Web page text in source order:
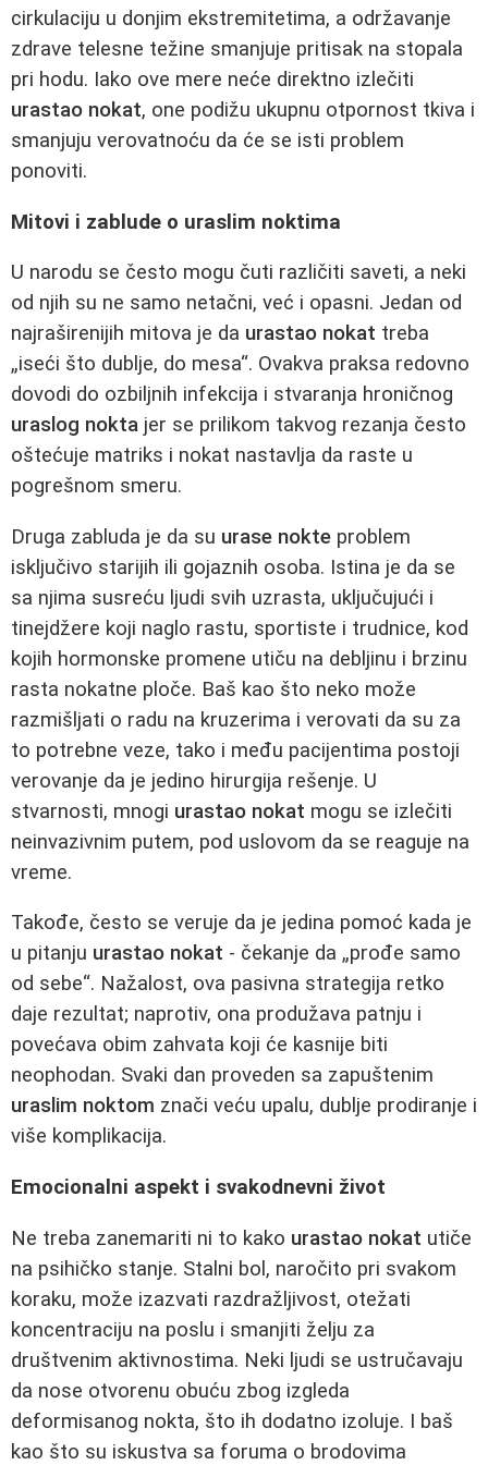
cirkulaciju u donjim ekstremitetima, a održavanje
zdrave telesne težine smanjuje pritisak na stopala
pri hodu. Iako ove mere neće direktno izlečiti
urastao nokat, one podižu ukupnu otpornost tkiva i
smanjuju verovatnoću da će se isti problem
ponoviti.
Mitovi i zablude o uraslim noktima
U narodu se često mogu čuti različiti saveti, a neki
od njih su ne samo netačni, već i opasni. Jedan od
najraširenijih mitova je da urastao nokat treba
„iseći što dublje, do mesa“. Ovakva praksa redovno
dovodi do ozbiljnih infekcija i stvaranja hroničnog
uraslog nokta jer se prilikom takvog rezanja često
oštećuje matriks i nokat nastavlja da raste u
pogrešnom smeru.
Druga zabluda je da su urase nokte problem
isključivo starijih ili gojaznih osoba. Istina je da se
sa njima susreću ljudi svih uzrasta, uključujući i
tinejdžere koji naglo rastu, sportiste i trudnice, kod
kojih hormonske promene utiču na debljinu i brzinu
rasta nokatne ploče. Baš kao što neko može
razmišljati o radu na kruzerima i verovati da su za
to potrebne veze, tako i među pacijentima postoji
verovanje da je jedino hirurgija rešenje. U
stvarnosti, mnogi urastao nokat mogu se izlečiti
neinvazivnim putem, pod uslovom da se reaguje na
vreme.
Takođe, često se veruje da je jedina pomoć kada je
u pitanju urastao nokat - čekanje da „prođe samo
od sebe“. Nažalost, ova pasivna strategija retko
daje rezultat; naprotiv, ona produžava patnju i
povećava obim zahvata koji će kasnije biti
neophodan. Svaki dan proveden sa zapuštenim
uraslim noktom znači veću upalu, dublje prodiranje i
više komplikacija.
Emocionalni aspekt i svakodnevni život
Ne treba zanemariti ni to kako urastao nokat utiče
na psihičko stanje. Stalni bol, naročito pri svakom
koraku, može izazvati razdražljivost, otežati
koncentraciju na poslu i smanjiti želju za
društvenim aktivnostima. Neki ljudi se ustručavaju
da nose otvorenu obuću zbog izgleda
deformisanog nokta, što ih dodatno izoluje. I baš
kao što su iskustva sa foruma o brodovima